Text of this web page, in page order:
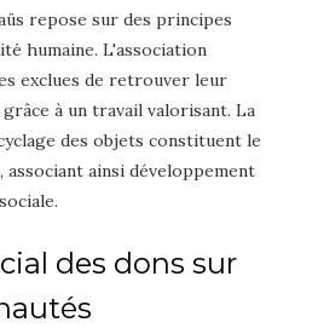
repose sur des principes
humaine. L'association
exclues de retrouver leur
à un travail valorisant. La
des objets constituent le
ainsi développement
des dons sur